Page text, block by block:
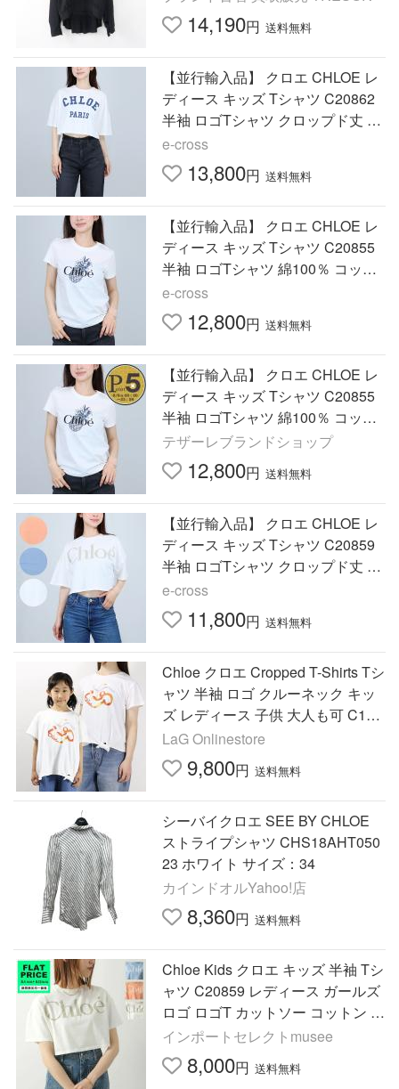
14,190円 送料無料
【並行輸入品】 クロエ CHLOE レ
ディース キッズ Tシャツ C20862
半袖 ロゴTシャツ クロップド丈 10
0％ コットン
e-cross
13,800円 送料無料
【並行輸入品】 クロエ CHLOE レ
ディース キッズ Tシャツ C20855
半袖 ロゴTシャツ 綿100％ コット
ン
e-cross
12,800円 送料無料
【並行輸入品】 クロエ CHLOE レ
ディース キッズ Tシャツ C20855
半袖 ロゴTシャツ 綿100％ コット
ン
テザーレブランドショップ
12,800円 送料無料
【並行輸入品】 クロエ CHLOE レ
ディース キッズ Tシャツ C20859
半袖 ロゴTシャツ クロップド丈 10
0％ コットン
e-cross
11,800円 送料無料
Chloe クロエ Cropped T-Shirts Tシ
ャツ 半袖 ロゴ クルーネック キッ
ズ レディース 子供 大人も可 C15E
02
LaG Onlinestore
9,800円 送料無料
シーバイクロエ SEE BY CHLOE
ストライプシャツ CHS18AHT050
23 ホワイト サイズ：34
カインドオルYahoo!店
8,360円 送料無料
Chloe Kids クロエ キッズ 半袖 Tシ
ャツ C20859 レディース ガールズ
ロゴ ロゴT カットソー コットン ク
ルーネック クロップド丈
インポートセレクトmusee
8,000円 送料無料